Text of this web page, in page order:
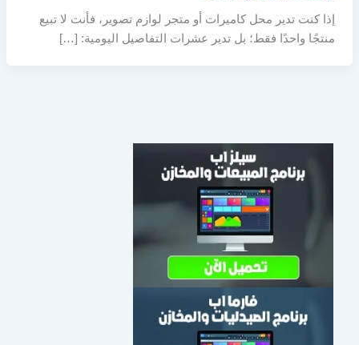
إذا كنت تدير محل كاميرات أو متجر لوازم تصوير، فأنت لا تبيع
منتجًا واحدًا فقط؛ بل تدير عشرات التفاصيل اليومية: […]